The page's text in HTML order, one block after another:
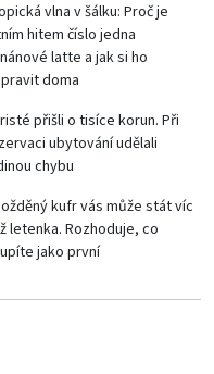
vlna v šálku: Proč je
hitem číslo jedna
latte a jak si ho
doma
přišli o tisíce korun. Při
ubytování udělali
chybu
kufr vás může stát víc
letenka. Rozhoduje, co
jako první